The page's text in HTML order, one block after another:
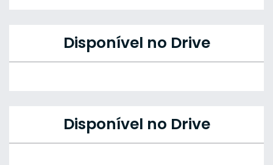
Disponível no Drive
Disponível no Drive